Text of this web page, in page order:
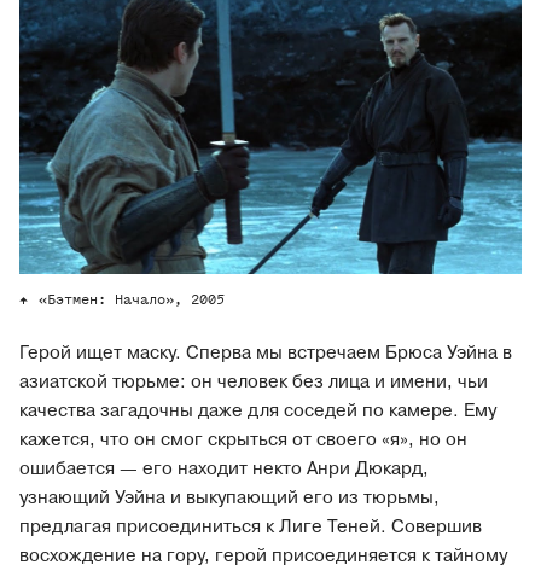
«Бэтмен: Начало», 2005
Герой ищет маску. Сперва мы встречаем Брюса Уэйна в
азиатской тюрьме: он человек без лица и имени, чьи
качества загадочны даже для соседей по камере. Ему
кажется, что он смог скрыться от своего «я», но он
ошибается — его находит некто Анри Дюкард,
узнающий Уэйна и выкупающий его из тюрьмы,
предлагая присоединиться к Лиге Теней. Совершив
восхождение на гору, герой присоединяется к тайному